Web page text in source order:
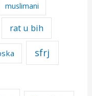
muslimani
rat u bih
sfrj